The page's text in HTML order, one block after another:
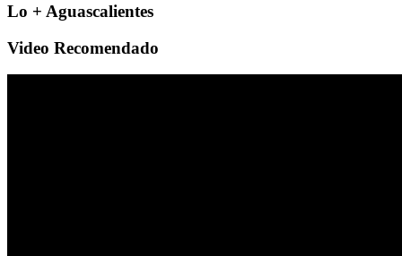
Lo + Aguascalientes
Video Recomendado